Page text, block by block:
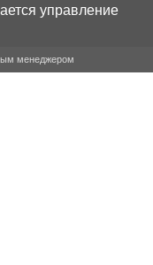
управление
менеджером